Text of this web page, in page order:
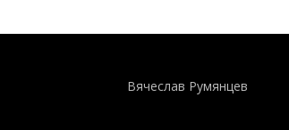
Вячеслав Румянцев